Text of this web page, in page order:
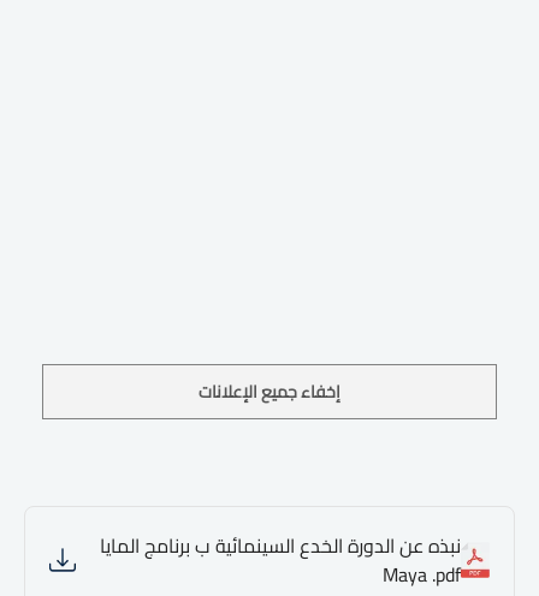
إخفاء جميع الإعلانات
نبذه عن الدورة الخدع السينمائية ب برنامج المايا
Maya .pdf